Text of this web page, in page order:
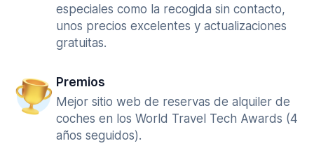
especiales como la recogida sin contacto,
unos precios excelentes y actualizaciones
gratuitas.
Premios
Mejor sitio web de reservas de alquiler de
coches en los World Travel Tech Awards (4
años seguidos).